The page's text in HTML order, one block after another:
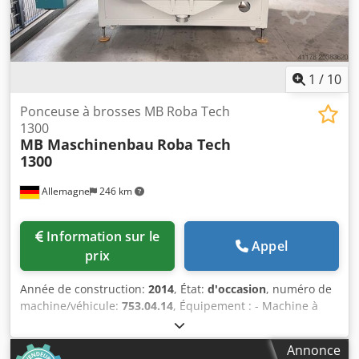
Avec oscillation des brosses - Avec bande à vide - Vitesse
d'avance : 1,5 - 7,5 m/min - Puissance moteur : 4 kW -
Longueur d'installation : 3 500 mm - Machine très robuste
- Couleur : gris clair RAL 7035 - Puissance totale raccordée :
1 / 10
Allemagne 246 km
Ponceuse à brosses MB Roba Tech
1300
MB Maschinenbau Roba Tech
1300
prix
Appel
Année de construction: 2014, État: d'occasion, numéro de
machine/véhicule: 753.04.14, Équipement : - Machine à
brosser et à poncer avec bande de brosses abrasives
rotatives - Réglage motorisé en hauteur de l’unité de
Annonce